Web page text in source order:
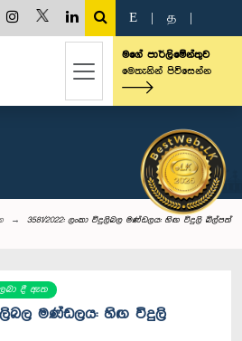
E த
මගේ පාර්ලිමේන්තුව
මෙතැනින් පිවිසෙන්න
3581/2022: ලංකා විදුලිබල මණ්ඩලය: හිඟ විදුලි බිල්පත්
දී ඇත
මණ්ඩලය: හිඟ විදුලි